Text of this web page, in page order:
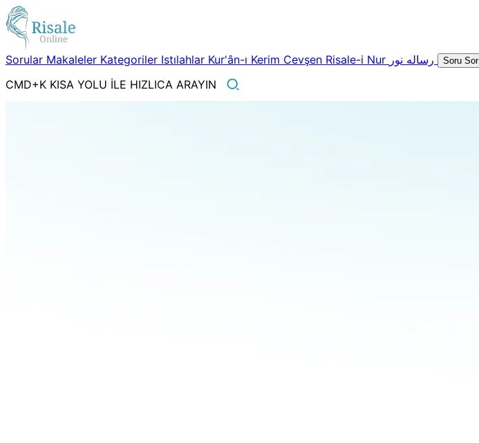
Sorular Makaleler Kategoriler Istılahlar Kur'ân-ı Kerim Cevşen Risale-i Nur Soru Sor
CMD+K KISA YOLU İLE HIZLICA ARAYIN